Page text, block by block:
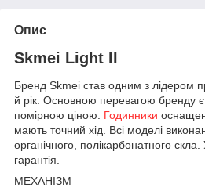
Опис
Skmei Light II
Бренд Skmei став одним з лідером
й рік. Основною перевагою бренду є
помірною ціною. Годинники
мають точний хід. Всі моделі
органічного, полікарбонатного
гарантія.
МЕХАНІЗМ